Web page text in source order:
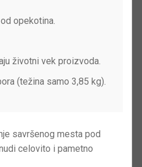
opekotina.
životni vek proizvoda.
(težina samo 3,85 kg).
savršenog mesta pod
celovito i pametno